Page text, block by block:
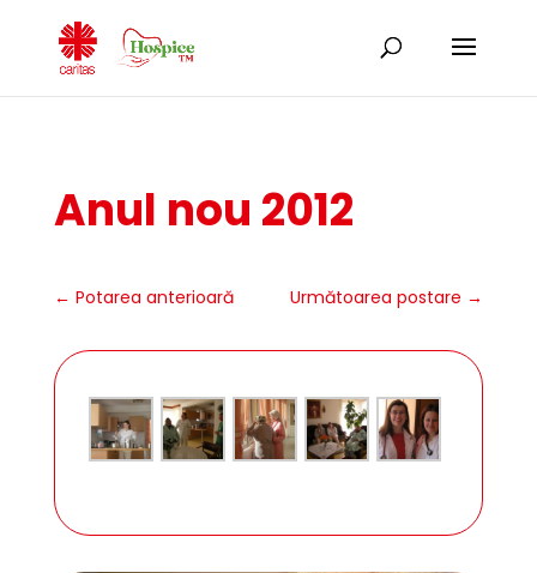
Anul nou 2012
← Potarea anterioară Următoarea postare →